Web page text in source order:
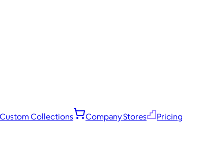
Custom Collections Company Stores Pricing